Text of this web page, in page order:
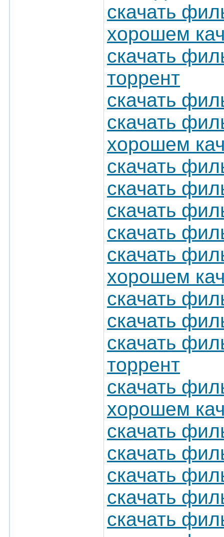
скачать
хорошем
скачать
торрент
скачать
скачать
хорошем
скачать
скачать
скачать
скачать
скачать
хорошем
скачать
скачать
скачать
торрент
скачать
хорошем
скачать
скачать
скачать
скачать
скачать